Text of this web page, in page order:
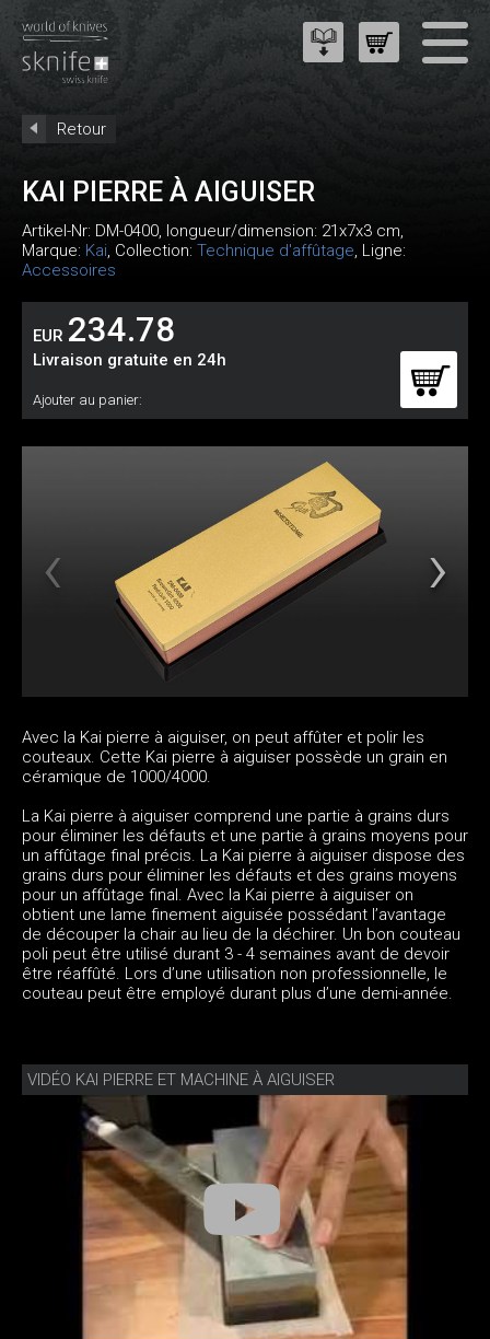
Retour
KAI PIERRE À AIGUISER
Artikel-Nr: DM-0400, longueur/dimension: 21x7x3 cm,
Marque: Kai, Collection: Technique d'affûtage, Ligne:
Accessoires
EUR 234.78
Livraison gratuite en 24h
Ajouter au panier:
Avec la Kai pierre à aiguiser, on peut affûter et polir les
couteaux. Cette Kai pierre à aiguiser possède un grain en
céramique de 1000/4000.
La Kai pierre à aiguiser comprend une partie à grains durs
pour éliminer les défauts et une partie à grains moyens pour
un affûtage final précis. La Kai pierre à aiguiser dispose des
grains durs pour éliminer les défauts et des grains moyens
pour un affûtage final. Avec la Kai pierre à aiguiser on
obtient une lame finement aiguisée possédant l’avantage
de découper la chair au lieu de la déchirer. Un bon couteau
poli peut être utilisé durant 3 - 4 semaines avant de devoir
être réaffûté. Lors d’une utilisation non professionnelle, le
couteau peut être employé durant plus d’une demi-année.
VIDÉO KAI PIERRE ET MACHINE À AIGUISER